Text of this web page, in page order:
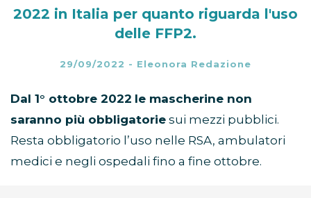
2022 in Italia per quanto riguarda l'uso
delle FFP2.
29/09/2022 - Eleonora Redazione
Dal 1° ottobre 2022 le mascherine non
saranno più obbligatorie sui mezzi pubblici.
Resta obbligatorio l’uso nelle RSA, ambulatori
medici e negli ospedali fino a fine ottobre.